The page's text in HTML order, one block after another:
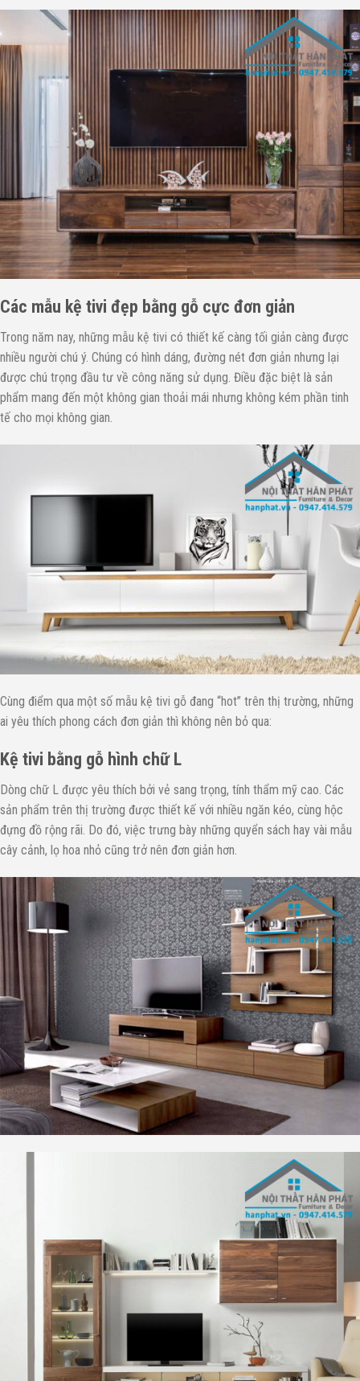
Các mẫu kệ tivi đẹp bằng gỗ cực đơn giản
Trong năm nay, những mẫu kệ tivi có thiết kế càng tối giản càng được
nhiều người chú ý. Chúng có hình dáng, đường nét đơn giản nhưng lại
được chú trọng đầu tư về công năng sử dụng. Điều đặc biệt là sản
phẩm mang đến một không gian thoải mái nhưng không kém phần tinh
tế cho mọi không gian.
Cùng điểm qua một số mẫu kệ tivi gỗ đang “hot” trên thị trường, những
ai yêu thích phong cách đơn giản thì không nên bỏ qua:
Kệ tivi bằng gỗ hình chữ L
Dòng chữ L được yêu thích bởi vẻ sang trọng, tính thẩm mỹ cao. Các
sản phẩm trên thị trường được thiết kế với nhiều ngăn kéo, cùng hộc
đựng đồ rộng rãi. Do đó, việc trưng bày những quyển sách hay vài mẫu
cây cảnh, lọ hoa nhỏ cũng trở nên đơn giản hơn.